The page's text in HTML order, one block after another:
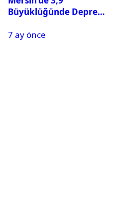
Büyüklüğünde Deprem
7 ay önce